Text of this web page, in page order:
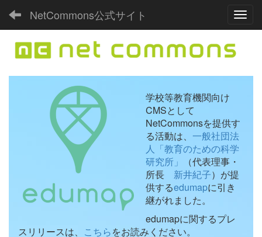
NetCommons公式サイト
学校等教育機関向け
CMSとして
NetCommonsを提供す
る活動は、 一般社団法
人「教育のための科学
研究所」
（代表理事・
所長 新井紀子）が提
供するedumapに引き
継がれました。
edumapに関するプレ
スリリースは、 こちらをお読みください。